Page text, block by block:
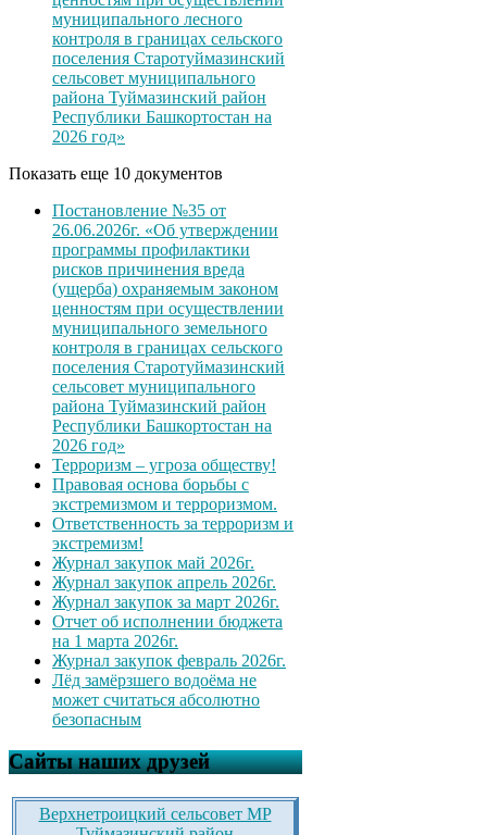
муниципального лесного
контроля в границах сельского
поселения Старотуймазинский
сельсовет муниципального
района Туймазинский район
Республики Башкортостан на
2026 год»
Показать еще 10 документов
Постановление №35 от
26.06.2026г. «Об утверждении
программы профилактики
рисков причинения вреда
(ущерба) охраняемым законом
ценностям при осуществлении
муниципального земельного
контроля в границах сельского
поселения Старотуймазинский
сельсовет муниципального
района Туймазинский район
Республики Башкортостан на
2026 год»
Терроризм – угроза обществу!
Правовая основа борьбы с
экстремизмом и терроризмом.
Ответственность за терроризм и
экстремизм!
Журнал закупок май 2026г.
Журнал закупок апрель 2026г.
Журнал закупок за март 2026г.
Отчет об исполнении бюджета
на 1 марта 2026г.
Журнал закупок февраль 2026г.
Лёд замёрзшего водоёма не
может считаться абсолютно
безопасным
Сайты наших друзей
Верхнетроицкий сельсовет МР